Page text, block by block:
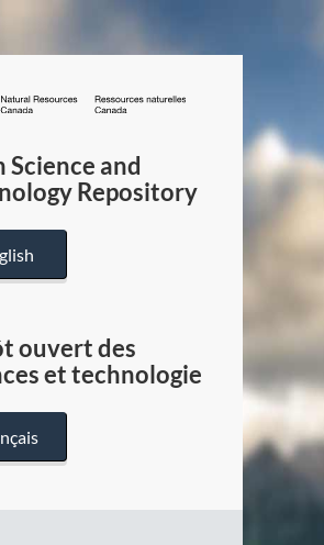
/
Canada
Science and
Repository
ouvert des
et technologie